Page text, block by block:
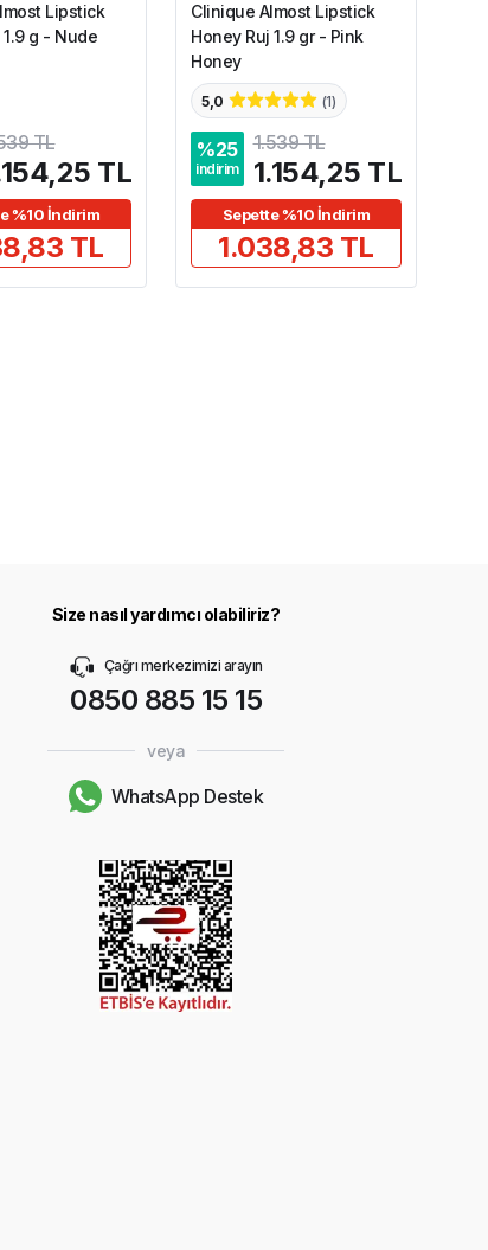
Lipstick
g - Nude
TL
TL
%10 İndirim
TL
Clinique Almost Lipstick
Honey Ruj 1.9 gr - Pink
Honey
5,0 (1)
%25
indirim
1.539 TL
1.154,25 TL
Sepette %10 İndirim
1.038,83 TL
Size nasıl yardımcı olabiliriz?
Çağrı merkezimizi arayın
0850 885 15 15
veya
WhatsApp Destek